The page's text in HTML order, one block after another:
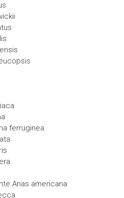
ferruginea
Anas americana